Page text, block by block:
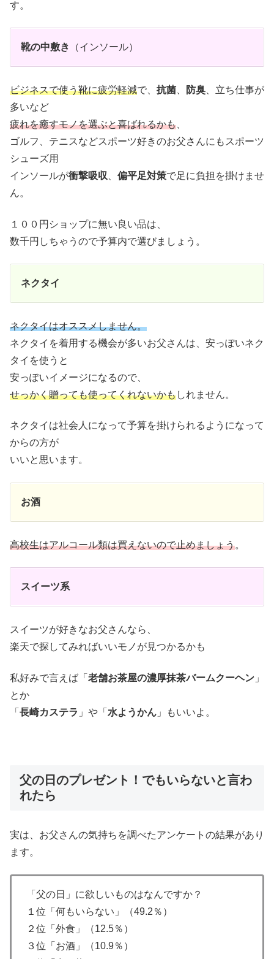
す。
靴の中敷き （インソール）
ビジネスで使う靴に疲労軽減で、 抗菌 防臭 、立ち仕事が
多いなど
疲れを癒すモノを選ぶと喜ばれるかも
ゴルフ、テニスなどスポーツ好きのお父さんにもスポーツ
シューズ用
インソールが衝撃吸収 偏平足対策で足に負担を掛けませ
ん。
１００円ショップに無い良い品は、
数千円しちゃうので予算内で選びましょう。
ネクタイ
ネクタイはオススメしません。
ネクタイを着用する機会が多いお父さんは、安っぽいネク
タイを使うと
安っぽいイメージになるので、
せっかく贈っても使ってくれないかもしれません。
ネクタイは社会人になって予算を掛けられるようになって
からの方が
いいと思います。
お酒
高校生はアルコール類は買えないので止めましょう。
スイーツ系
スイーツが好きなお父さんなら、
楽天で探してみればいいモノが見つかるかも
私好みで言えば「 老舗お茶屋の濃厚抹茶バームクーヘン 」
とか
「 長崎カステラ 」や「 水ようかん 」もいいよ。
父の日のプレゼント！でもいらないと言わ
れたら
実は、お父さんの気持ちを調べたアンケートの結果があり
ます。
「父の日」に欲しいものはなんですか？
１位「何もいらない」（49.2％）
２位「外食」（12.5％）
３位「お酒」（10.9％）